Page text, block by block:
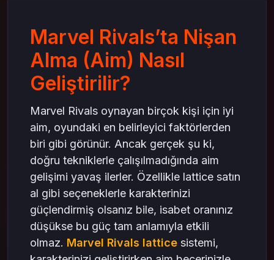
Hassasiyet Ayarları ve Kontrol
Doğru Sensitivity Seçimi
DPI ve Oyun Ayarları
Aim Geliştirmek İçin Antrenman Yöntemleri
Hedef Takibi (Tracking) ve Flick
Oyun İçinde Aim Nasıl Geliştirilir?
Pozisyonun Önemi
Sabır ve Zamanlama
Yeni Oyuncular İçin Aim Geliştirme İpuçları
Basit Kurallar
Kendi Oyununu Analiz Et
Sonuç: İyi Aim = Daha Fazla Kontrol
Marvel Rivals’ta Nişan
Alma (Aim) Nasıl
Geliştirilir?
Marvel Rivals oynayan birçok kişi için iyi
aim, oyundaki en belirleyici faktörlerden
biri gibi görünür. Ancak gerçek şu ki,
doğru tekniklerle çalışılmadığında aim
gelişimi yavaş ilerler. Özellikle lattice satın
al gibi seçeneklerle karakterinizi
güçlendirmiş olsanız bile, isabet oranınız
düşükse bu güç tam anlamıyla etkili
olmaz. Marvel Rivals lattice sistemi,